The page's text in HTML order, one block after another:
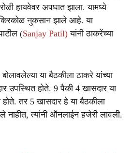
हायवेवर अपघात झाला. यामध्ये
किरकोळ नुकसान झाले आहे. या
(Sanjay Patil) यांनी ठाकरेंच्या
या बैठकीला ठाकरे यांच्या
उपस्थित होते. 9 पैकी 4 खासदार या
होते. तर 5 खासदार हे या बैठकीला
नाहीत, त्यांनी ऑनलाईन हजेरी लावली.